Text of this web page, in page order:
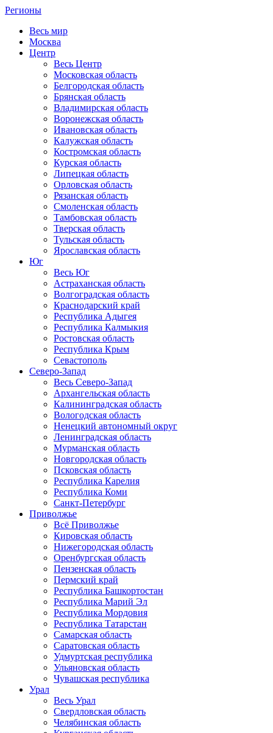
Регионы
Весь мир
Москва
Центр
Весь Центр
Московская область
Белгородская область
Брянская область
Владимирская область
Воронежская область
Ивановская область
Калужская область
Костромская область
Курская область
Липецкая область
Орловская область
Рязанская область
Смоленская область
Тамбовская область
Тверская область
Тульская область
Ярославская область
Юг
Весь Юг
Астраханская область
Волгоградская область
Краснодарский край
Республика Адыгея
Республика Калмыкия
Ростовская область
Республика Крым
Севастополь
Северо-Запад
Весь Северо-Запад
Архангельская область
Калининградская область
Вологодская область
Ненецкий автономный округ
Ленинградская область
Мурманская область
Новгородская область
Псковская область
Республика Карелия
Республика Коми
Санкт-Петербург
Приволжье
Всё Приволжье
Кировская область
Нижегородская область
Оренбургская область
Пензенская область
Пермский край
Республика Башкортостан
Республика Марий Эл
Республика Мордовия
Республика Татарстан
Самарская область
Саратовская область
Удмуртская республика
Ульяновская область
Чувашская республика
Урал
Весь Урал
Свердловская область
Челябинская область